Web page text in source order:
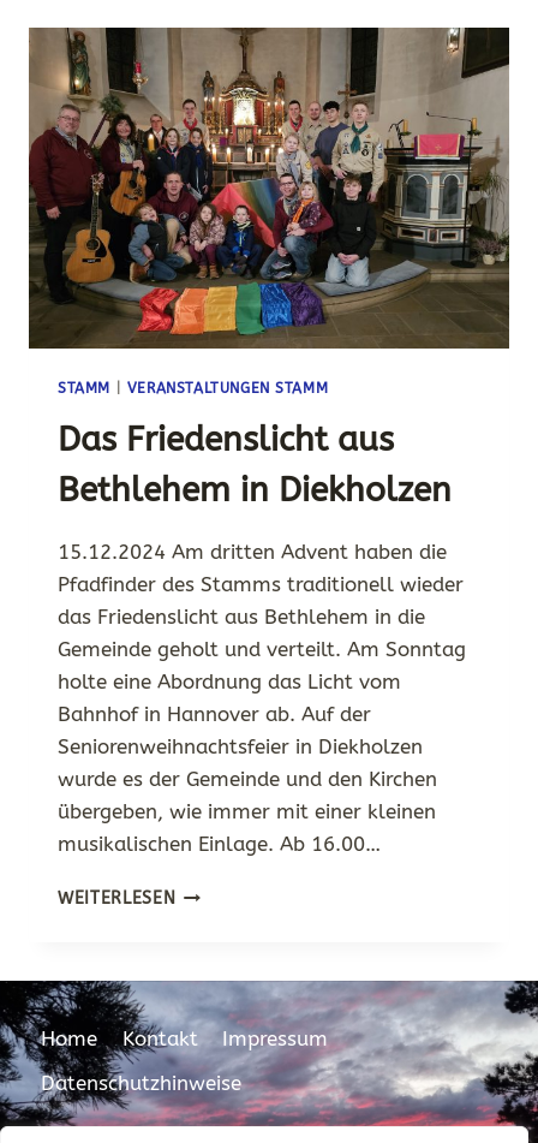
STAMM VERANSTALTUNGEN STAMM
Das Friedenslicht aus
Bethlehem in Diekholzen
15.12.2024 Am dritten Advent haben die
Pfadfinder des Stamms traditionell wieder
das Friedenslicht aus Bethlehem in die
Gemeinde geholt und verteilt. Am Sonntag
holte eine Abordnung das Licht vom
Bahnhof in Hannover ab. Auf der
Seniorenweihnachtsfeier in Diekholzen
wurde es der Gemeinde und den Kirchen
übergeben, wie immer mit einer kleinen
musikalischen Einlage. Ab 16.00…
WEITERLESENDAS
DIEKHOLZEN
Home Kontakt
Impressum
Datenschutzhinweise